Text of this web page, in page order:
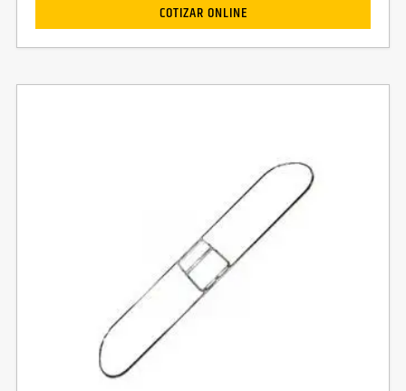
COTIZAR ONLINE